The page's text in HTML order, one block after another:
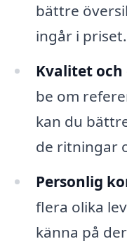
bättre
ingår i priset.
Kvalitet
be om
kan du
de ritningar
Personlig
flera olika
känna på